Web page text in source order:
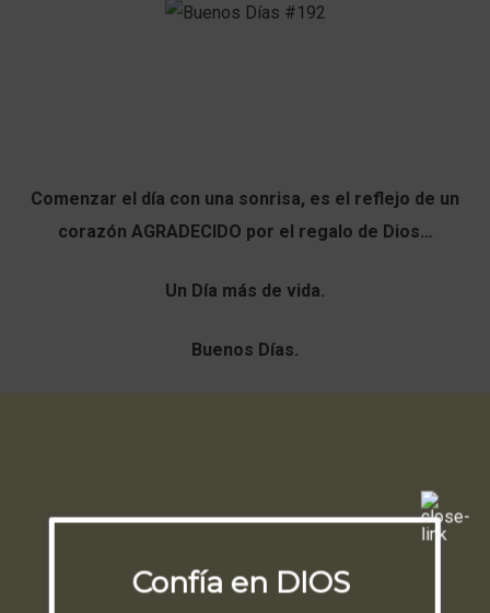
Comenzar el día con una sonrisa, es el reflejo de un
corazón AGRADECIDO por el regalo de Dios…
Un Día más de vida.
Buenos Días.
Confía en DIOS